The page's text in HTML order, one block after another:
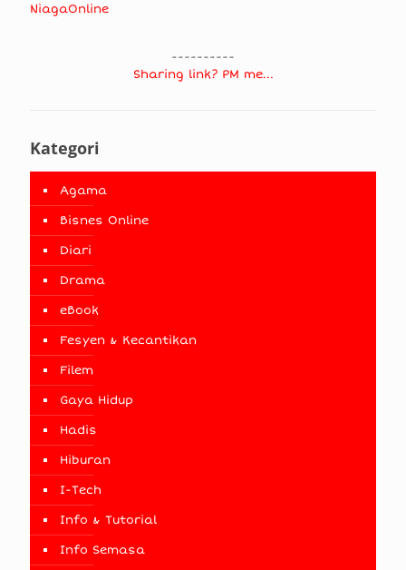
NiagaOnline
----------
Sharing link? PM me...
Kategori
Agama
Bisnes Online
Diari
Drama
eBook
Fesyen & Kecantikan
Filem
Gaya Hidup
Hadis
Hiburan
I-Tech
Info & Tutorial
Info Semasa